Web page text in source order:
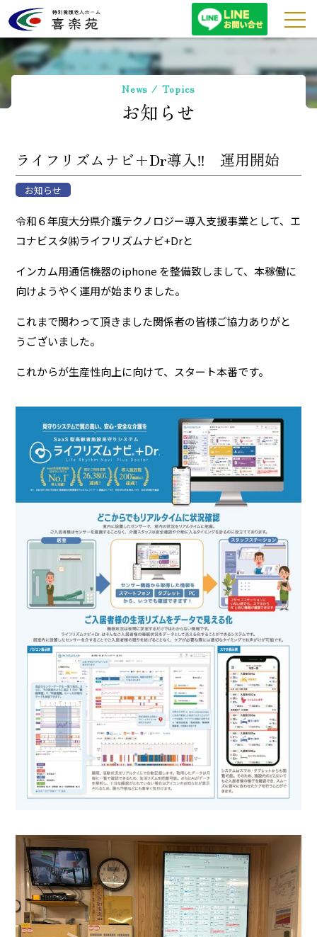
特別養護老人ホーム喜
News / Topics
お知らせ
ライフリズムナビ+Dr導入‼ 運用開始
お知らせ
令和６年度大分県介護テクノロジー導入支援事業として、エ
コナビスタ㈱ライフリズムナビ+Drと
インカム用通信機器のiphone を整備致しまして、本稼働に
向けようやく運用が始まりました。
これまで関わって頂きました関係者の皆様ご協力ありがと
うございました。
これからが生産性向上に向けて、スタート本番です。